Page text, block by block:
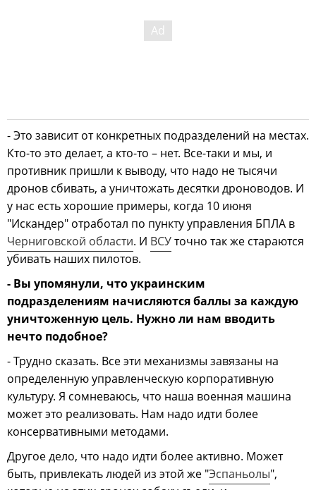
- Это зависит от конкретных подразделений на местах.
Кто-то это делает, а кто-то – нет. Все-таки и мы, и
противник пришли к выводу, что надо не тысячи
дронов сбивать, а уничтожать десятки дроноводов. И
у нас есть хорошие примеры, когда 10 июня
"Искандер" отработал по пункту управления БПЛА в
Черниговской области. И ВСУточно так же стараются
убивать наших пилотов.
- Вы упомянули, что украинским
подразделениям начисляются баллы за каждую
уничтоженную цель. Нужно ли нам вводить
нечто подобное?
- Трудно сказать. Все эти механизмы завязаны на
определенную управленческую корпоративную
культуру. Я сомневаюсь, что наша военная машина
может это реализовать. Нам надо идти более
консервативными методами.
Другое дело, что надо идти более активно. Может
быть, привлекать людей из этой же "Эспаньолы",